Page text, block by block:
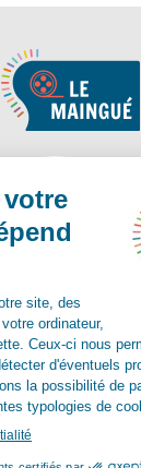
MA MAIRIE
Communes déléguées
Conseil Municipal
Vos démarches
Services municipaux
Urbanisme